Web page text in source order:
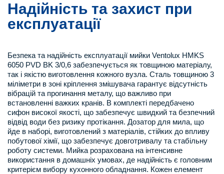
Надійність та захист при
експлуатації
Безпека та надійність експлуатації мийки Ventolux HMKS
6050 PVD BK 3/0,6 забезпечується як товщиною матеріалу,
так і якістю виготовлення кожного вузла. Сталь товщиною 3
міліметри в зоні кріплення змішувача гарантує відсутність
вібрацій та прогинання металу, що важливо при
встановленні важких кранів. В комплекті передбачено
сифон високої якості, що забезпечує швидкий та безпечний
відвід води без ризику протікання. Дозатор для мила, що
йде в наборі, виготовлений з матеріалів, стійких до впливу
побутової хімії, що забезпечує довготривалу та стабільну
роботу системи. Мийка розрахована на інтенсивне
використання в домашніх умовах, де надійність є головним
критерієм вибору кухонного обладнання. Кожен елемент